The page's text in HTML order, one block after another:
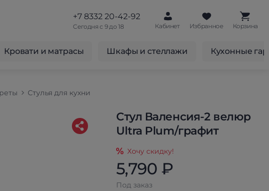
+7 8332 20-42-92
Сегодня с 9 до 18 Кабинет Избранное Корзина
Кровати и матрасы Шкафы и стеллажи Кухонные
Стулья для кухни
Стул Валенсия-2 велюр
Ultra Plum/графит
Хочу скидку!
5,790 ₽
Под заказ